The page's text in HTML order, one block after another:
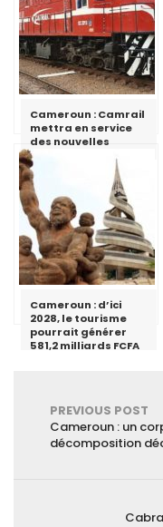
Cameroun : Camrail
mettra en service
des nouvelles
locomotives
Cameroun : d’ici
2028, le tourisme
pourrait générer
581,2 milliards FCFA
PREVIOUS POST
Cameroun : un
décomposition